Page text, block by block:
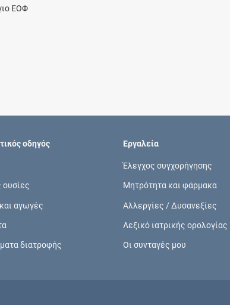
ενός φαρμάκου κατά τη διάρκεια της
επιπλέον παροχές των συνδρομητικών
Ενδείξεις και αγωγές
συμπτώματα και ιατρικές πράξεις
ΕΟΦ
οδηγός
ουσίες
αγωγές
διατροφής
Εργαλεία
Έλεγχος συγχορήγησης
Μητρότητα και φάρμακα
Αλλεργίες / Δυσανεξίες
Λεξικό ιατρικής ορολογίας
Οι συνταγές μου